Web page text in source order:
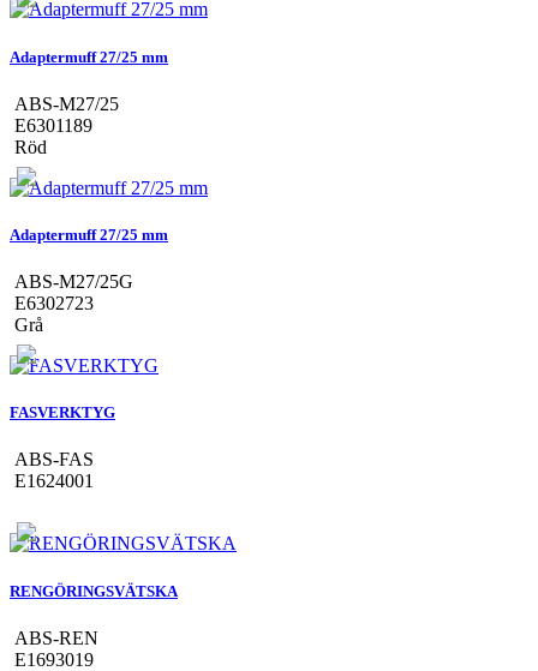
Adaptermuff 27/25 mm
ABS-M27/25
E6301189
Röd
Adaptermuff 27/25 mm
ABS-M27/25G
E6302723
Grå
FASVERKTYG
ABS-FAS
E1624001
RENGÖRINGSVÄTSKA
ABS-REN
E1693019